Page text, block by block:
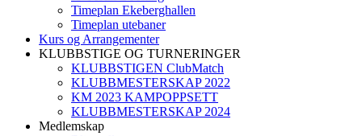
Timeplan Ekeberghallen
Timeplan utebaner
Kurs og Arrangementer
KLUBBSTIGE OG TURNERINGER
KLUBBSTIGEN ClubMatch
KLUBBMESTERSKAP 2022
KM 2023 KAMPOPPSETT
KLUBBMESTERSKAP 2024
Medlemskap